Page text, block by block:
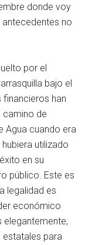
donde voy
no
por el
bajo el
han
camino de
Agua cuando era
utilizado
en su
público. Este es
legalidad es
económico
para